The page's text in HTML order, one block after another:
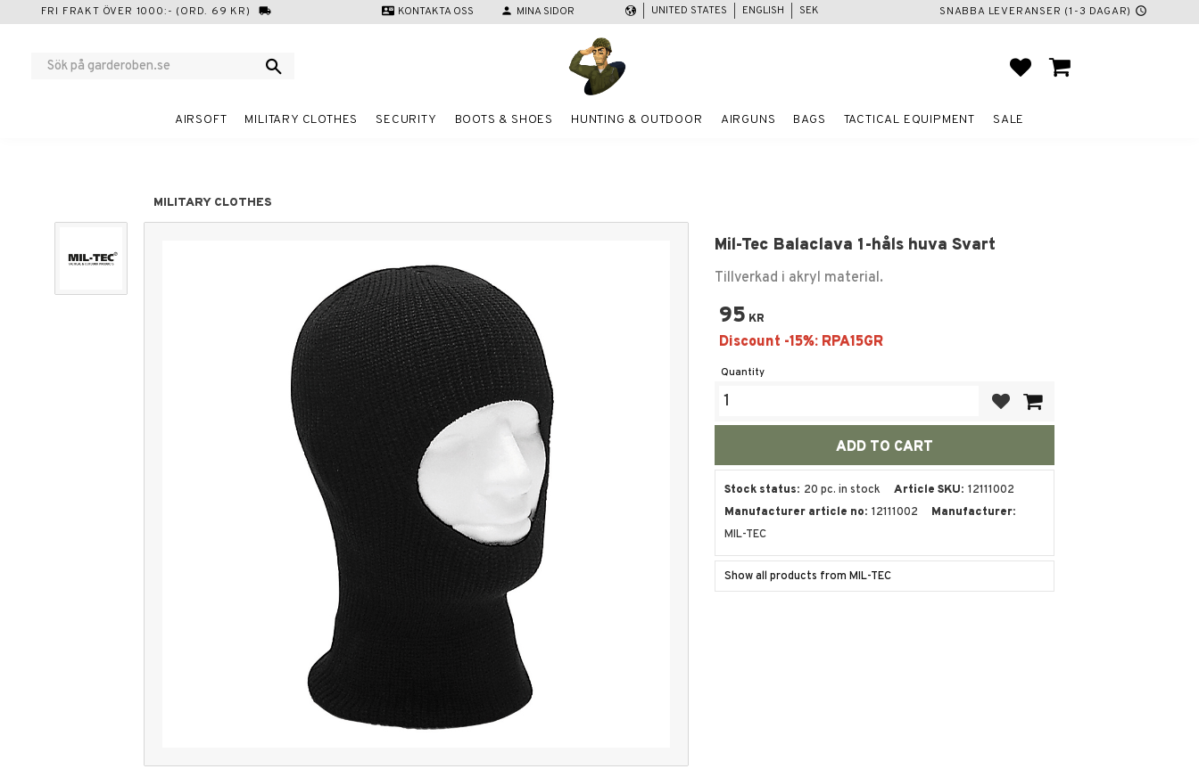
FRI FRAKT ÖVER 1000:- (ORD. 69 KR) local_shipping contact_mail KONTAKTA OSS person MINA SIDOR SNABBA LEVERANSER (1-3 DAGAR) schedule
UNITED STATES ENGLISH SEK
FAVORITES
BASKET
AIRSOFT MILITARY CLOTHES SECURITY BOOTS & SHOES HUNTING & OUTDOOR AIRGUNS BAGS TACTICAL EQUIPMENT SALE
MILITARY CLOTHES
Mil-Tec Balaclava 1-håls huva Svart
Tillverkad i akryl material.
95 KR
Quantity
Stock status 20 pc. in stock Article SKU 12111002
Manufacturer article no 12111002
Manufacturer
MIL-TEC
Show all products from MIL-TEC